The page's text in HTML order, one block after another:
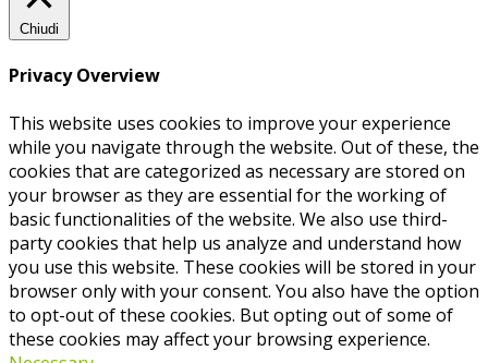
Chiudi
Privacy Overview
This website uses cookies to improve your experience
while you navigate through the website. Out of these, the
cookies that are categorized as necessary are stored on
your browser as they are essential for the working of
basic functionalities of the website. We also use third-
party cookies that help us analyze and understand how
you use this website. These cookies will be stored in your
browser only with your consent. You also have the option
to opt-out of these cookies. But opting out of some of
these cookies may affect your browsing experience.